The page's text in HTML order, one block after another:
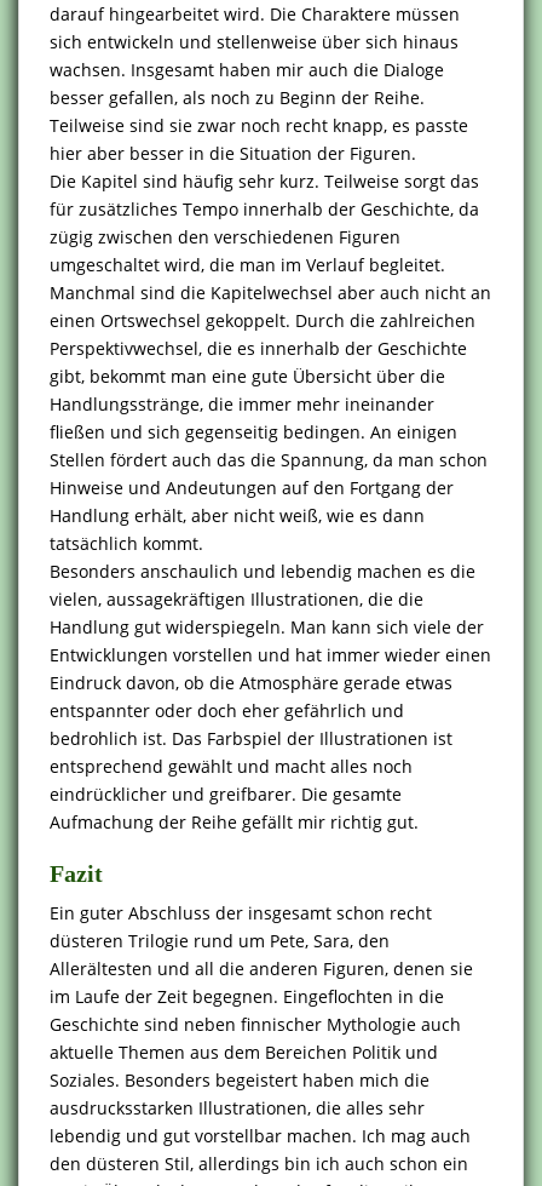
darauf hingearbeitet wird. Die Charaktere müssen
sich entwickeln und stellenweise über sich hinaus
wachsen. Insgesamt haben mir auch die Dialoge
besser gefallen, als noch zu Beginn der Reihe.
Teilweise sind sie zwar noch recht knapp, es passte
hier aber besser in die Situation der Figuren.
Die Kapitel sind häufig sehr kurz. Teilweise sorgt das
für zusätzliches Tempo innerhalb der Geschichte, da
zügig zwischen den verschiedenen Figuren
umgeschaltet wird, die man im Verlauf begleitet.
Manchmal sind die Kapitelwechsel aber auch nicht an
einen Ortswechsel gekoppelt. Durch die zahlreichen
Perspektivwechsel, die es innerhalb der Geschichte
gibt, bekommt man eine gute Übersicht über die
Handlungsstränge, die immer mehr ineinander
fließen und sich gegenseitig bedingen. An einigen
Stellen fördert auch das die Spannung, da man schon
Hinweise und Andeutungen auf den Fortgang der
Handlung erhält, aber nicht weiß, wie es dann
tatsächlich kommt.
Besonders anschaulich und lebendig machen es die
vielen, aussagekräftigen Illustrationen, die die
Handlung gut widerspiegeln. Man kann sich viele der
Entwicklungen vorstellen und hat immer wieder einen
Eindruck davon, ob die Atmosphäre gerade etwas
entspannter oder doch eher gefährlich und
bedrohlich ist. Das Farbspiel der Illustrationen ist
entsprechend gewählt und macht alles noch
eindrücklicher und greifbarer. Die gesamte
Aufmachung der Reihe gefällt mir richtig gut.
Fazit
Ein guter Abschluss der insgesamt schon recht
düsteren Trilogie rund um Pete, Sara, den
Allerältesten und all die anderen Figuren, denen sie
im Laufe der Zeit begegnen. Eingeflochten in die
Geschichte sind neben finnischer Mythologie auch
aktuelle Themen aus dem Bereichen Politik und
Soziales. Besonders begeistert haben mich die
ausdrucksstarken Illustrationen, die alles sehr
lebendig und gut vorstellbar machen. Ich mag auch
den düsteren Stil, allerdings bin ich auch schon ein